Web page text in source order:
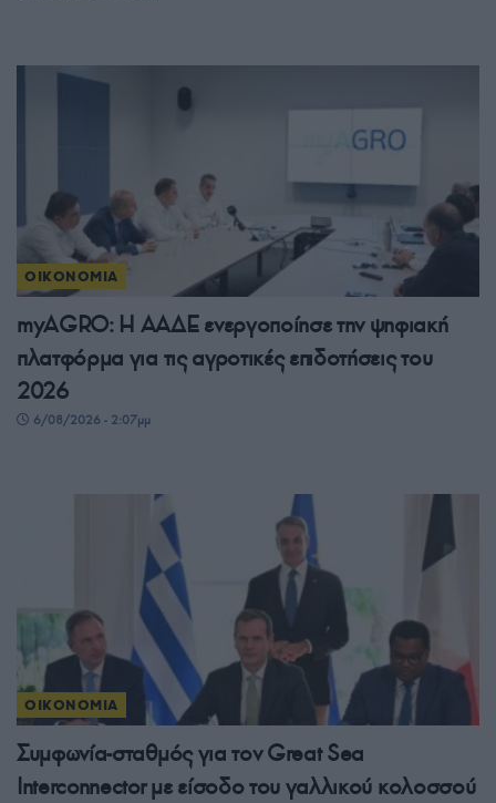
ΟΙΚΟΝΟΜΙΑ
myAGRO: Η ΑΑΔΕ ενεργοποίησε την ψηφιακή
πλατφόρμα για τις αγροτικές επιδοτήσεις του
2026
6/08/2026 - 2:07μμ
ΟΙΚΟΝΟΜΙΑ
Συμφωνία-σταθμός για τον Great Sea
Interconnector με είσοδο του γαλλικού κολοσσού